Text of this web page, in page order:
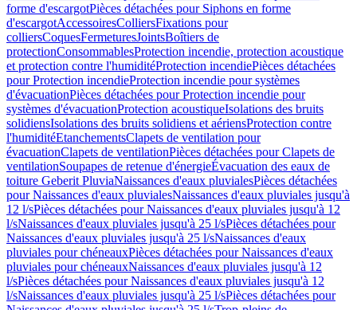
forme d'escargotPièces détachées pour Siphons en forme
d'escargotAccessoiresColliersFixations pour
colliersCoquesFermeturesJointsBoîtiers de
protectionConsommablesProtection incendie, protection acoustique
et protection contre l'humiditéProtection incendiePièces détachées
pour Protection incendieProtection incendie pour systèmes
d'évacuationPièces détachées pour Protection incendie pour
systèmes d'évacuationProtection acoustiqueIsolations des bruits
solidiensIsolations des bruits solidiens et aériensProtection contre
l'humiditéEtanchementsClapets de ventilation pour
évacuationClapets de ventilationPièces détachées pour Clapets de
ventilationSoupapes de retenue d'énergieÉvacuation des eaux de
toiture Geberit PluviaNaissances d'eaux pluvialesPièces détachées
pour Naissances d'eaux pluvialesNaissances d'eaux pluviales jusqu'à
12 l/sPièces détachées pour Naissances d'eaux pluviales jusqu'à 12
l/sNaissances d'eaux pluviales jusqu'à 25 l/sPièces détachées pour
Naissances d'eaux pluviales jusqu'à 25 l/sNaissances d'eaux
pluviales pour chéneauxPièces détachées pour Naissances d'eaux
pluviales pour chéneauxNaissances d'eaux pluviales jusqu'à 12
l/sPièces détachées pour Naissances d'eaux pluviales jusqu'à 12
l/sNaissances d'eaux pluviales jusqu'à 25 l/sPièces détachées pour